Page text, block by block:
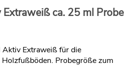
ca. 25 ml Probe
Aktiv Extraweiß für die
Probegröße zum